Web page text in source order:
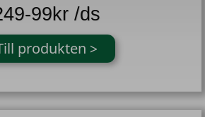
99kr /ds
produkten >